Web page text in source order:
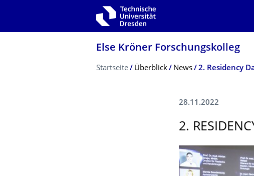
Zur Hauptnavigation springen
Else Kröner Forschungskolleg
Breadcrumb-Menü
Startseite Überblick News 2. Residency
28.11.2022
2.